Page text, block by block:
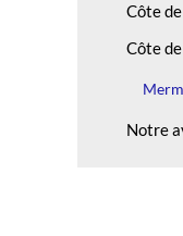
Côte
Côte
Notre